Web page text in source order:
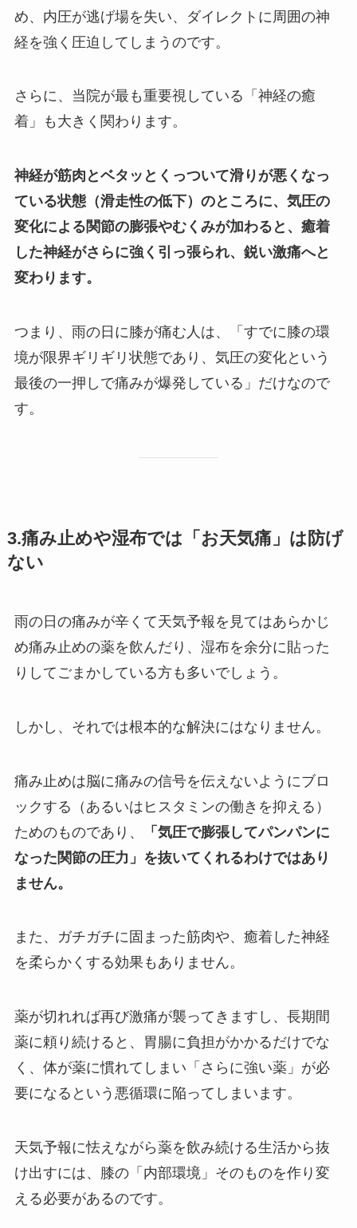
め、内圧が逃げ場を失い、ダイレクトに周囲の神
経を強く圧迫してしまうのです。
さらに、当院が最も重要視している「神経の癒
着」も大きく関わります。
神経が筋肉とベタッとくっついて滑りが悪くなっ
ている状態（滑走性の低下）のところに、気圧の
変化による関節の膨張やむくみが加わると、癒着
した神経がさらに強く引っ張られ、鋭い激痛へと
変わります。
つまり、雨の日に膝が痛む人は、「すでに膝の環
境が限界ギリギリ状態であり、気圧の変化という
最後の一押しで痛みが爆発している」だけなので
す。
3.痛み止めや湿布では「お天気痛」は防げ
ない
雨の日の痛みが辛くて天気予報を見てはあらかじ
め痛み止めの薬を飲んだり、湿布を余分に貼った
りしてごまかしている方も多いでしょう。
しかし、それでは根本的な解決にはなりません。
痛み止めは脳に痛みの信号を伝えないようにブロ
ックする（あるいはヒスタミンの働きを抑える）
ためのものであり、
「気圧で膨張してパンパンに
なった関節の圧力」を抜いてくれるわけではあり
ません。
また、ガチガチに固まった筋肉や、癒着した神経
を柔らかくする効果もありません。
薬が切れれば再び激痛が襲ってきますし、長期間
薬に頼り続けると、胃腸に負担がかかるだけでな
く、体が薬に慣れてしまい「さらに強い薬」が必
要になるという悪循環に陥ってしまいます。
天気予報に怯えながら薬を飲み続ける生活から抜
け出すには、膝の「内部環境」そのものを作り変
える必要があるのです。